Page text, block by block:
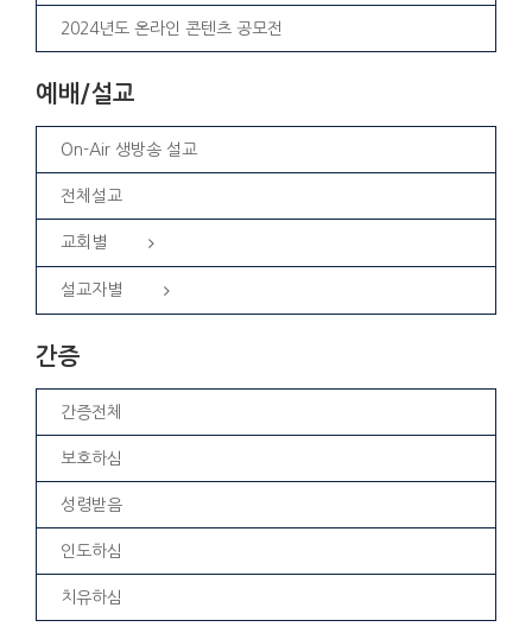
2024년도 온라인 콘텐츠 공모전
예배/설교
On-Air 생방송 설교
전체설교
교회별
설교자별
간증
간증전체
보호하심
성령받음
인도하심
치유하심